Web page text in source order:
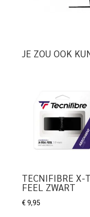
JE ZOU OOK
TECNIFIBRE X-
FEEL ZWART
€ 9,95